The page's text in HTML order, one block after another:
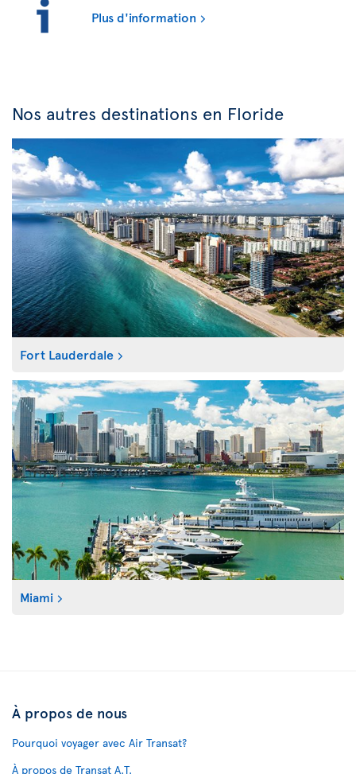
Plus d'information
Nos autres destinations en Floride
Fort Lauderdale
Miami
À propos de nous
Pourquoi voyager avec Air Transat?
À propos de Transat A.T.